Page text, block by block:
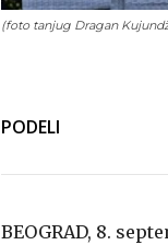
(foto tanjug Dragan
PODELI
BEOGRAD, 8.